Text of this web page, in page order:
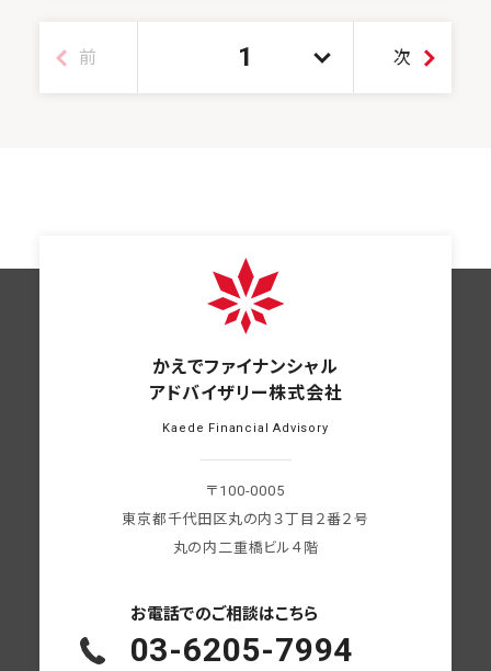
前 1 次
かえでファイナンシャル
アドバイザリー株式会社
Kaede Financial Advisory
〒100-0005
東京都千代田区丸の内３丁目２番２号
丸の内二重橋ビル４階
お電話でのご相談はこちら
03-6205-7994